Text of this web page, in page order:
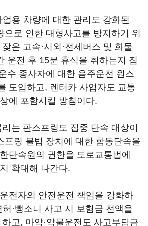
업용 차량에 대한 관리도 강화된
으로 인한 대형사고를 방지하기 위
은 고속·시외·전세버스 및 화물
운전 후 15분 휴식을 취하는지 집
수 종사자에 대한 음주운전 원스
도입하고, 렌터카 사업자도 교통
에 포함시킬 방침이다.
는 판스프링도 집중 단속 대상이
프링 불법 장치에 대한 합동단속을
단속원의 권한을 도로교통법에
확대해 나간다.
전자의 안전운전 책임을 강화하
허·뺑소니 사고 시 보험금 전액을
고, 마약·약물운전도 사고부담금